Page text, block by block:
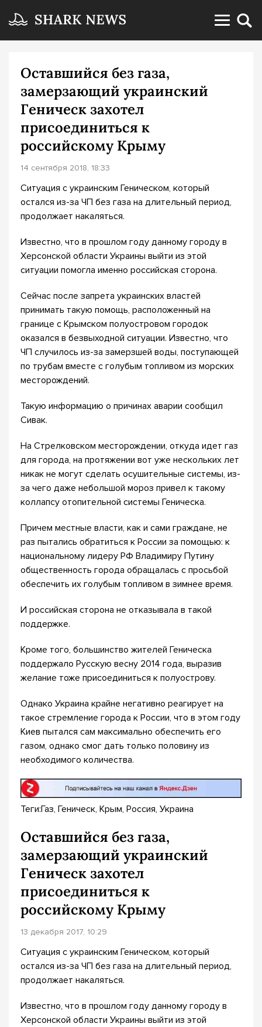
Оставшийся без газа,
замерзающий украинский
Геническ захотел
присоединиться к
российскому Крыму
14 сентября 2018, 18:33
Ситуация с украинским Геническом, который
остался из-за ЧП без газа на длительный период,
продолжает накаляться.
Известно, что в прошлом году данному городу в
Херсонской области Украины выйти из этой
ситуации помогла именно российская сторона.
Сейчас после запрета украинских властей
принимать такую помощь, расположенный на
границе с Крымском полуостровом городок
оказался в безвыходной ситуации. Известно, что
ЧП случилось из-за замерзшей воды, поступающей
по трубам вместе с голубым топливом из морских
месторождений.
Такую информацию о причинах аварии сообщил
Сивак.
На Стрелковском месторождении, откуда идет газ
для города, на протяжении вот уже нескольких лет
никак не могут сделать осушительные системы, из-
за чего даже небольшой мороз привел к такому
коллапсу отопительной системы Геническа.
Причем местные власти, как и сами граждане, не
раз пытались обратиться к России за помощью: к
национальному лидеру РФ Владимиру Путину
общественность города обращалась с просьбой
обеспечить их голубым топливом в зимнее время.
И российская сторона не отказывала в такой
поддержке.
Кроме того, большинство жителей Геническа
поддержало Русскую весну 2014 года, выразив
желание тоже присоединиться к полуострову.
Однако Украина крайне негативно реагирует на
такое стремление города к России, что в этом году
Киев пытался сам максимально обеспечить его
газом, однако смог дать только половину из
необходимого количества.
Теги:Газ, Геническ, Крым, Россия, Украина
Оставшийся без газа,
замерзающий украинский
Геническ захотел
присоединиться к
российскому Крыму
13 декабря 2017, 10:29
Ситуация с украинским Геническом, который
остался из-за ЧП без газа на длительный период,
продолжает накаляться.
Известно, что в прошлом году данному городу в
Херсонской области Украины выйти из этой